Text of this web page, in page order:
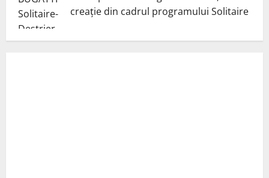
creație din cadrul programului Solitaire